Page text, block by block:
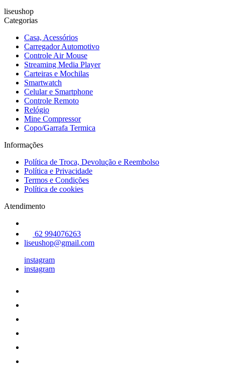
liseushop
Categorias
Casa, Acessórios
Carregador Automotivo
Controle Air Mouse
Streaming Media Player
Carteiras e Mochilas
Smartwatch
Celular e Smartphone
Controle Remoto
Relógio
Mine Compressor
Copo/Garrafa Termica
Informações
Política de Troca, Devolução e Reembolso
Política e Privacidade
Termos e Condições
Política de cookies
Atendimento
62 994076263
liseushop@gmail.com
instagram
instagram